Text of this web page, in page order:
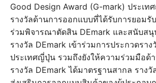
Good Design Award (G-mark) ประเท
รางวัลด้านการออกแบบที่ได้รับการยอมรั
ร่วมพิจารณาตัดสิน DEmark และสนับสนุ
รางวัล DEmark เข้าร่วมการประกวดรา
ประเทศญี่ปุ่น รวมถึงยังให้ความร่วมมือด้
รางวัล DEmark ได้มาตรฐานสากล รางวั